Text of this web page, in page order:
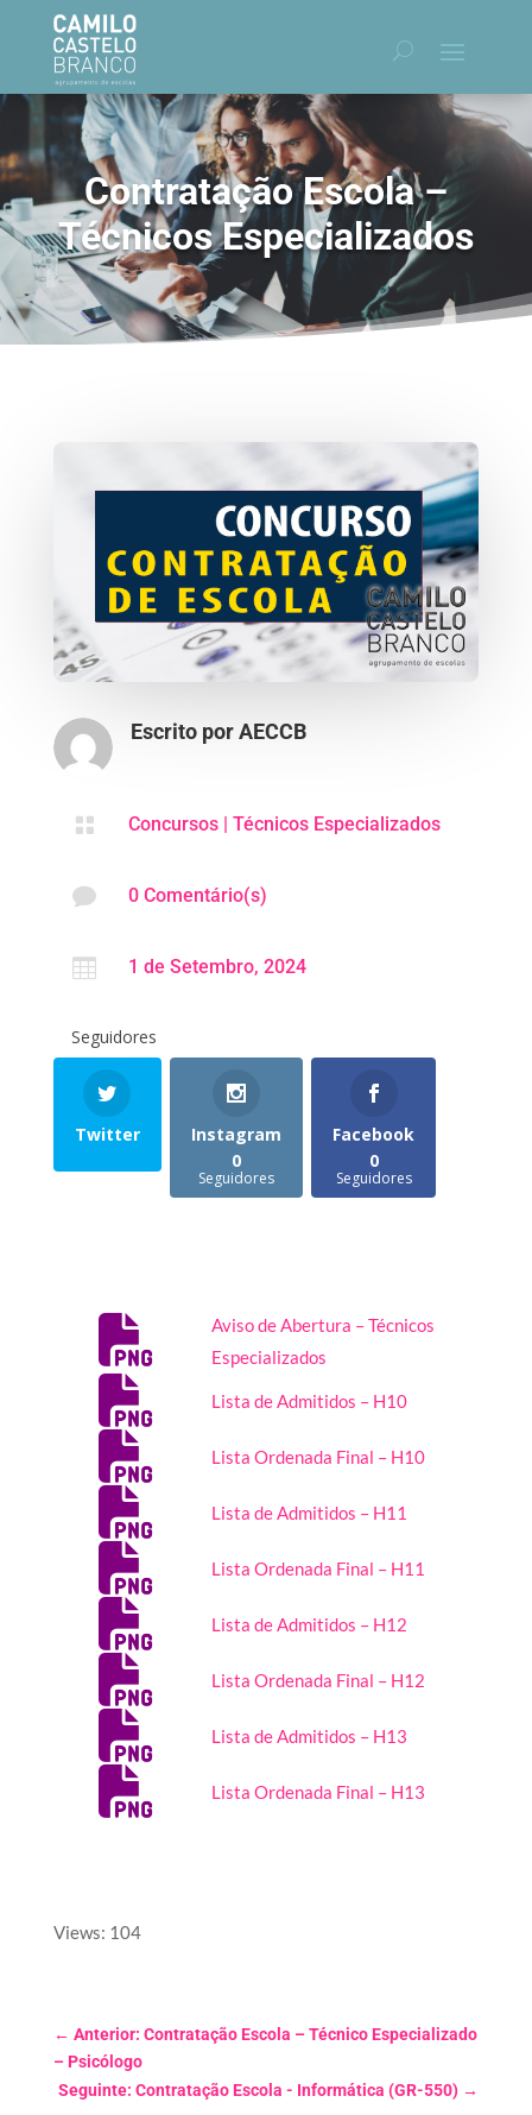
Contratação Escola –
Técnicos Especializados
Escrito porAECCB
 Concursos| Técnicos Especializados
 0 Comentário(s)
 1 de Setembro, 2024
Seguidores
Twitter
Instagram
0
Seguidores
Facebook
0
Seguidores
Aviso de Abertura – Técnicos
Especializados
Lista de Admitidos – H10
Lista Ordenada Final – H10
Lista de Admitidos – H11
Lista Ordenada Final – H11
Lista de Admitidos – H12
Lista Ordenada Final – H12
Lista de Admitidos – H13
Lista Ordenada Final – H13
Views: 104
← Anterior: Contratação Escola – Técnico Especializado
– Psicólogo
Seguinte: Contratação Escola - Informática (GR-550) →